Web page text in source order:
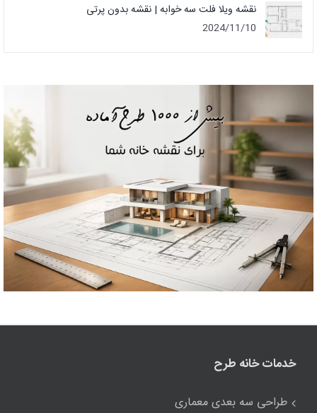
نقشه ویلا فلت سه خوابه | نقشه بدون پرتی
2024/11/10
خدمات خانه طرح
طراحی سه بعدی معماری